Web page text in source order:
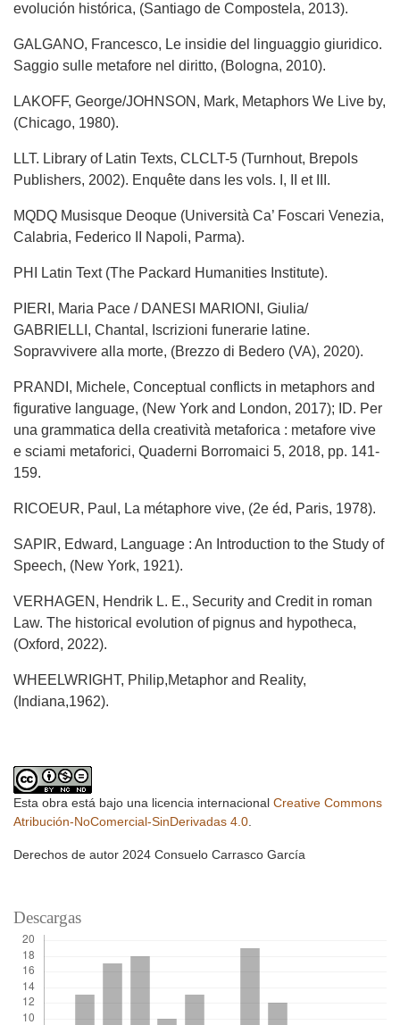
evolución histórica, (Santiago de Compostela, 2013).
GALGANO, Francesco, Le insidie del linguaggio giuridico.
Saggio sulle metafore nel diritto, (Bologna, 2010).
LAKOFF, George/JOHNSON, Mark, Metaphors We Live by,
(Chicago, 1980).
LLT. Library of Latin Texts, CLCLT-5 (Turnhout, Brepols
Publishers, 2002). Enquête dans les vols. I, II et III.
MQDQ Musisque Deoque (Università Ca’ Foscari Venezia,
Calabria, Federico II Napoli, Parma).
PHI Latin Text (The Packard Humanities Institute).
PIERI, Maria Pace / DANESI MARIONI, Giulia/
GABRIELLI, Chantal, Iscrizioni funerarie latine.
Sopravvivere alla morte, (Brezzo di Bedero (VA), 2020).
PRANDI, Michele, Conceptual conflicts in metaphors and
figurative language, (New York and London, 2017); ID. Per
una grammatica della creatività metaforica : metafore vive
e sciami metaforici, Quaderni Borromaici 5, 2018, pp. 141-
159.
RICOEUR, Paul, La métaphore vive, (2e éd, Paris, 1978).
SAPIR, Edward, Language : An Introduction to the Study of
Speech, (New York, 1921).
VERHAGEN, Hendrik L. E., Security and Credit in roman
Law. The historical evolution of pignus and hypotheca,
(Oxford, 2022).
WHEELWRIGHT, Philip,Metaphor and Reality,
(Indiana,1962).
Esta obra está bajo una licencia internacional Creative Commons
Atribución-NoComercial-SinDerivadas 4.0.
Derechos de autor 2024 Consuelo Carrasco García
Descargas